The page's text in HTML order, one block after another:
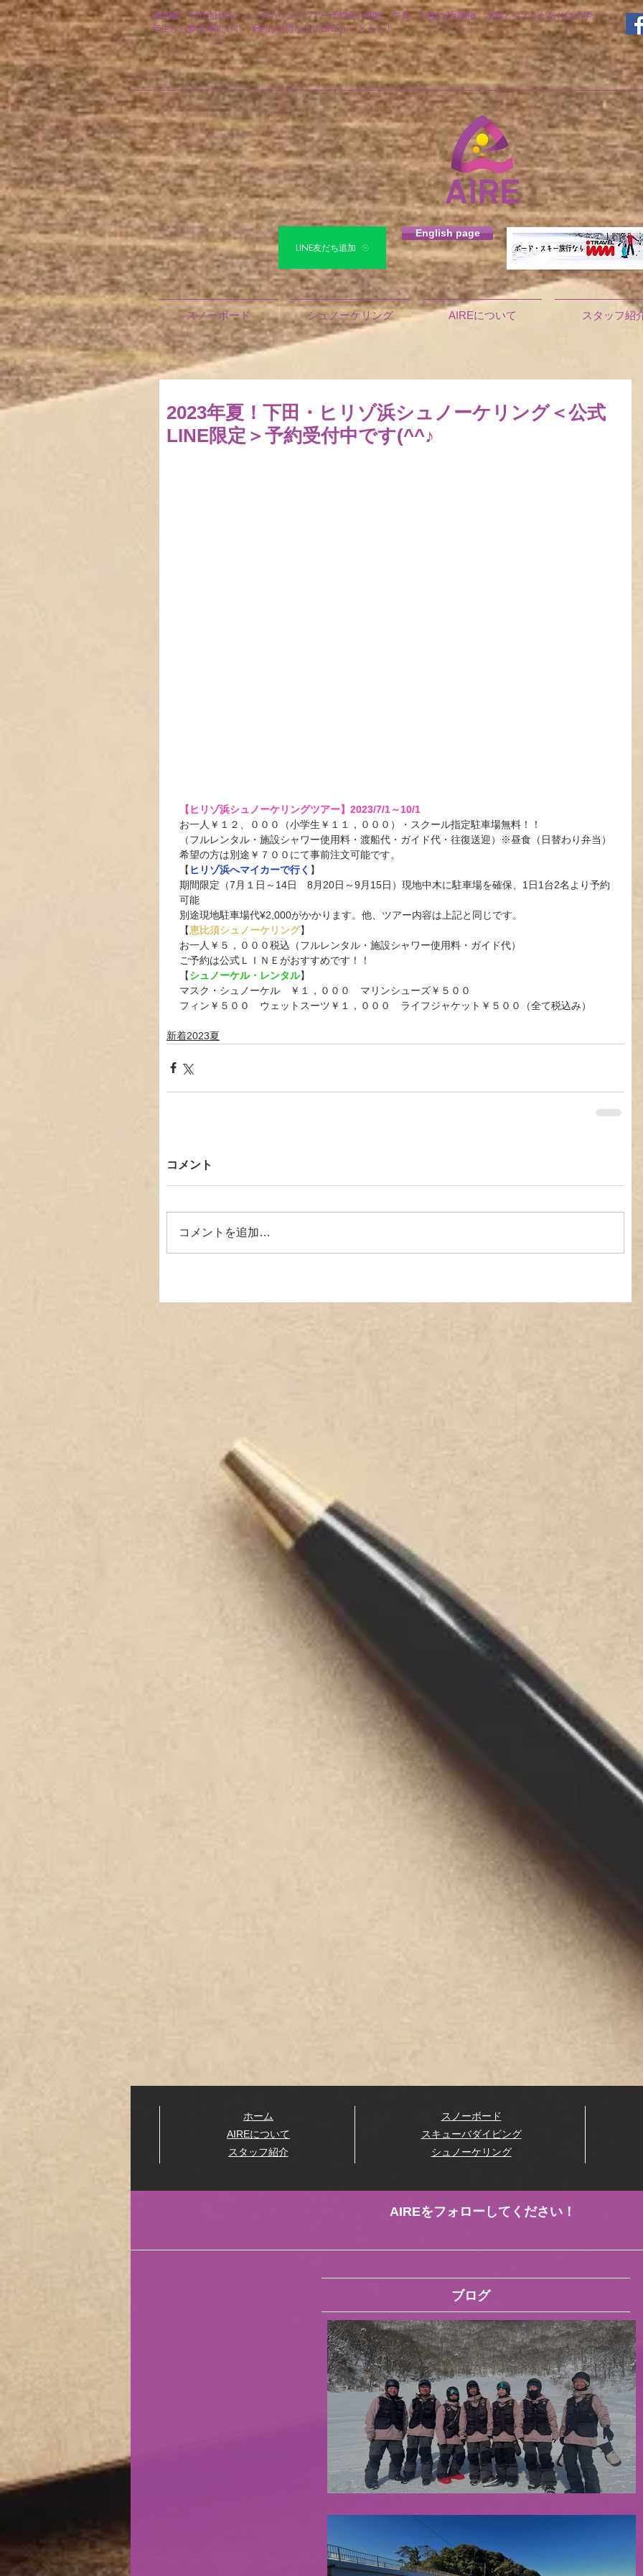
2026夏 下田恵比須シュノーケリングツアー予約受付開始、午前、午後の2回開催、水着とタオルがあれば小学一
年生から参加可能です。予約はお得な公式LINEからどうぞ！
LINE友だち追加
English page
スノーボード シュノーケリング AIREについて スタッフ紹
2023年夏！下田・ヒリゾ浜シュノーケリング＜公式
LINE限定＞予約受付中です(^^♪
【ヒリゾ浜シュノーケリングツアー】2023/7/1～10/1
お一人￥１２、０００（小学生￥１１，０００）・スクール指定駐車場無料！！
（フルレンタル・施設シャワー使用料・渡船代・ガイド代・往復送迎）※昼食（日替わり弁当）
希望の方は別途￥７００にて事前注文可能です。
【 ヒリゾ浜へマイカーで行く 】
期間限定（7月１日～14日　8月20日～9月15日）現地中木に駐車場を確保、1日1台2名より予約
可能
別途現地駐車場代¥2,000がかかります。他、ツアー内容は上記と同じです。
【恵比須シュノーケリング】
お一人￥５，０００税込（フルレンタル・施設シャワー使用料・ガイド代）
ご予約は公式ＬＩＮＥがおすすめです！！
【シュノーケル・レンタル】
マスク・シュノーケル　￥１，０００　マリンシューズ￥５００
フィン￥５００　ウェットスーツ￥１，０００　ライフジャケット￥５００（全て税込み）
新着2023夏
コメント
コメントを追加…
ホーム
​AIREについて
スタッフ紹介
スノーボード
スキューバダイビング
シュノーケリング
AIREをフォローしてください！
ブログ